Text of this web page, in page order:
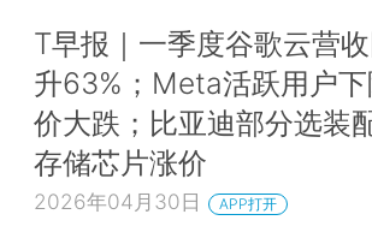
T早报｜一季度谷歌云营
升63%；Meta活跃用户
价大跌；比亚迪部分选装
存储芯片涨价
2026年04月30日 APP打开